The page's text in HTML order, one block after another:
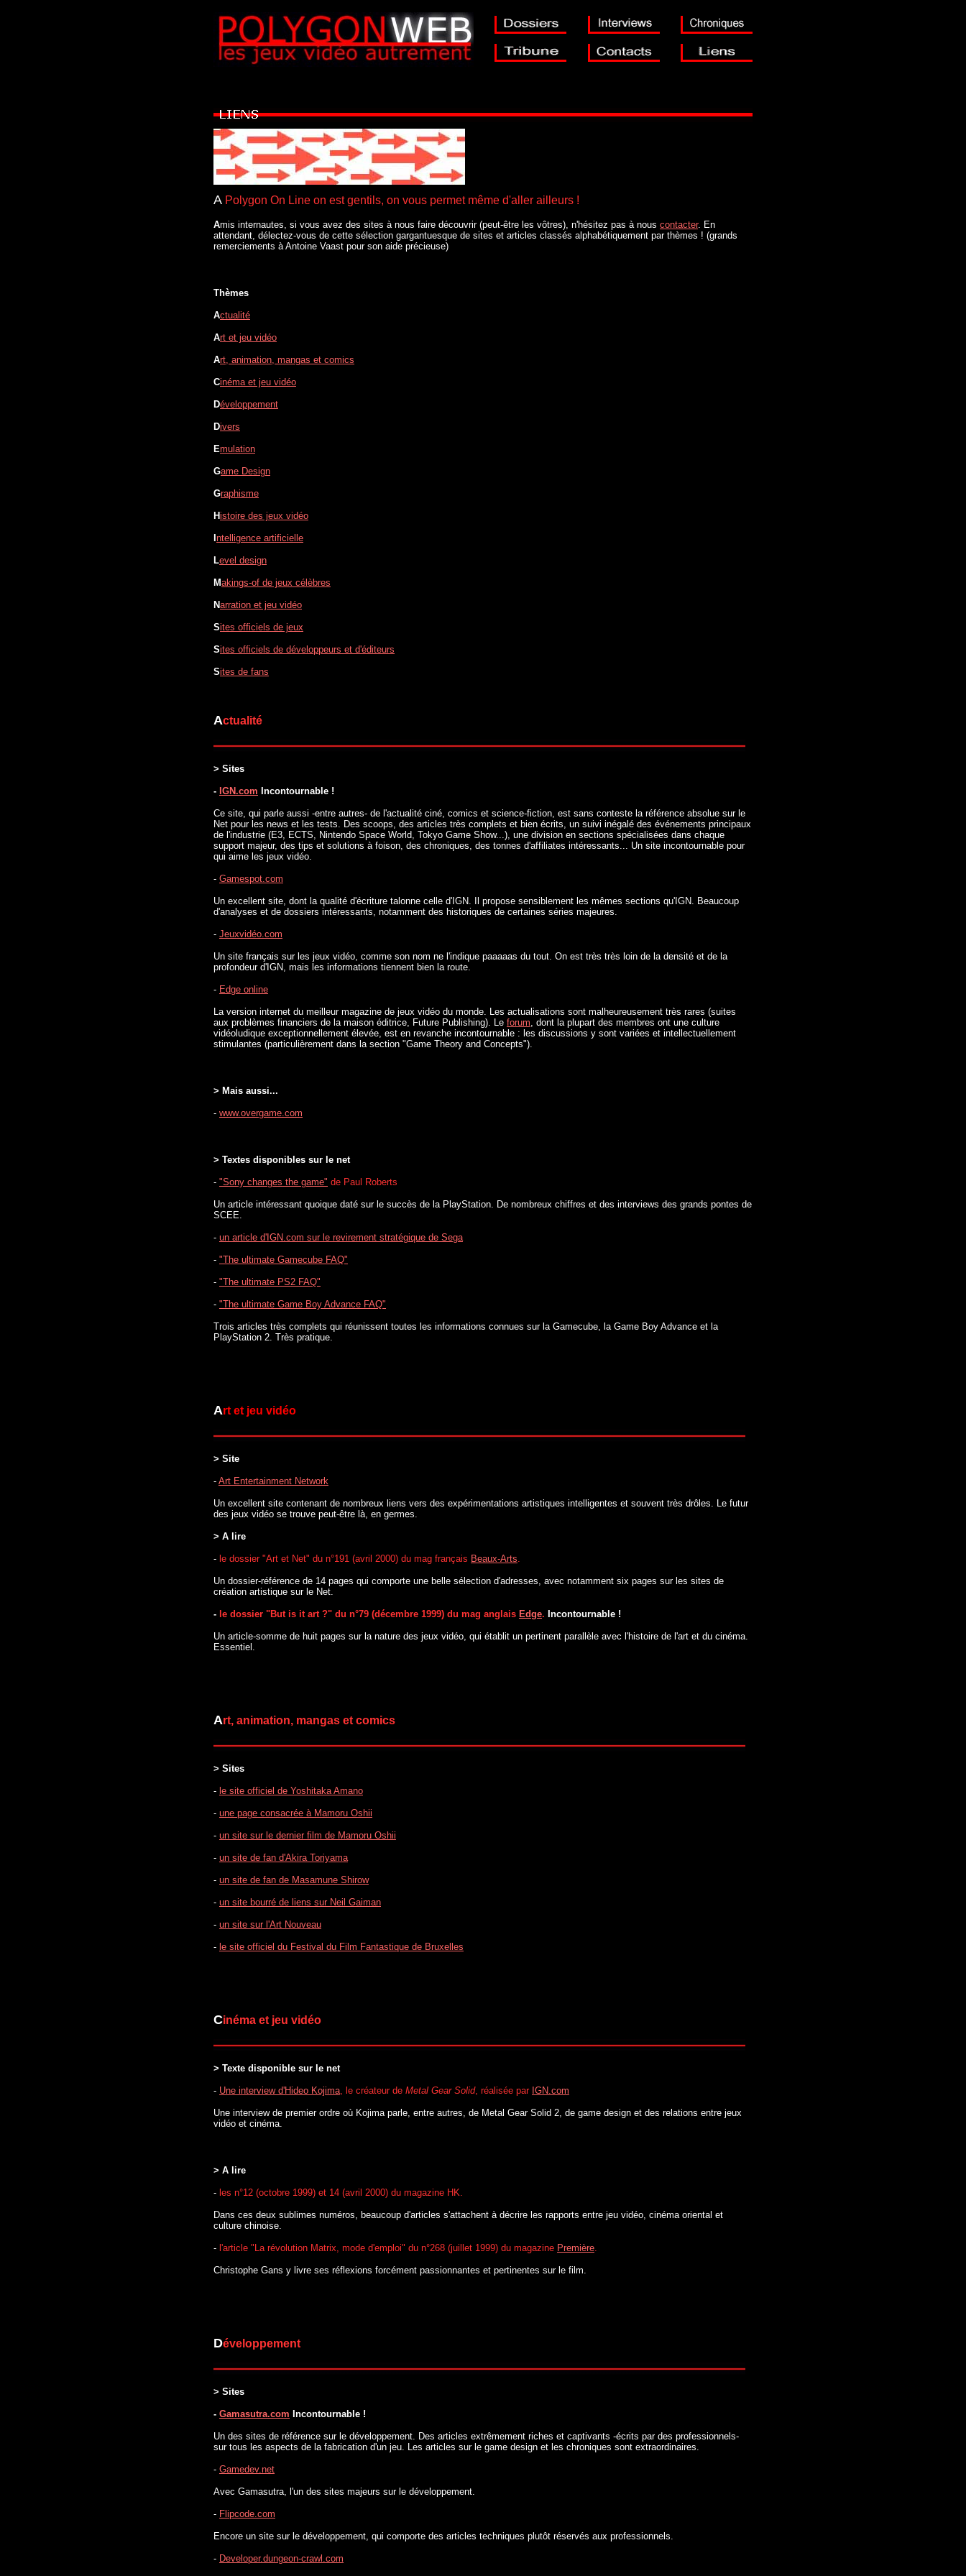
A Polygon On Line on est gentils, on vous permet même d'aller ailleurs !
Amis internautes, si vous avez des sites à nous faire découvrir (peut-être les vôtres), n'hésitez pas à nous contacter. En
attendant, délectez-vous de cette sélection gargantuesque de sites et articles classés alphabétiquement par thèmes ! (grands
remerciements à Antoine Vaast pour son aide précieuse)
Thèmes
Actualité
Art et jeu vidéo
Art, animation, mangas et comics
Cinéma et jeu vidéo
Développement
Divers
Emulation
Game Design
Graphisme
Histoire des jeux vidéo
ntelligence artificielle
Level design
Makings-of de jeux célèbres
Narration et jeu vidéo
Sites officiels de jeux
Sites officiels de développeurs et d'éditeurs
Sites de fans
Actualité
> Sites
- IGN.com Incontournable !
Ce site, qui parle aussi -entre autres- de l'actualité ciné, comics et science-fiction, est sans conteste la référence absolue sur le
Net pour les news et les tests. Des scoops, des articles très complets et bien écrits, un suivi inégalé des événements principaux
de l'industrie (E3, ECTS, Nintendo Space World, Tokyo Game Show...), une division en sections spécialisées dans chaque
support majeur, des tips et solutions à foison, des chroniques, des tonnes d'affiliates intéressants... Un site incontournable pour
qui aime les jeux vidéo.
- Gamespot.com
Un excellent site, dont la qualité d'écriture talonne celle d'IGN. Il propose sensiblement les mêmes sections qu'IGN. Beaucoup
d'analyses et de dossiers intéressants, notamment des historiques de certaines séries majeures.
- Jeuxvidéo.com
Un site français sur les jeux vidéo, comme son nom ne l'indique paaaaas du tout. On est très très loin de la densité et de la
profondeur d'IGN, mais les informations tiennent bien la route.
- Edge online
La version internet du meilleur magazine de jeux vidéo du monde. Les actualisations sont malheureusement très rares (suites
aux problèmes financiers de la maison éditrice, Future Publishing). Le forum, dont la plupart des membres ont une culture
vidéoludique exceptionnellement élevée, est en revanche incontournable : les discussions y sont variées et intellectuellement
stimulantes (particulièrement dans la section "Game Theory and Concepts").
> Mais aussi...
- www.overgame.com
> Textes disponibles sur le net
- "Sony changes the game" de Paul Roberts
Un article intéressant quoique daté sur le succès de la PlayStation. De nombreux chiffres et des interviews des grands pontes de
SCEE.
- un article d'IGN.com sur le revirement stratégique de Sega
- "The ultimate Gamecube FAQ"
- "The ultimate PS2 FAQ"
- "The ultimate Game Boy Advance FAQ"
Trois articles très complets qui réunissent toutes les informations connues sur la Gamecube, la Game Boy Advance et la
PlayStation 2. Très pratique.
Art et jeu vidéo
> Site
- Art Entertainment Network
Un excellent site contenant de nombreux liens vers des expérimentations artistiques intelligentes et souvent très drôles. Le futur
des jeux vidéo se trouve peut-être là, en germes.
> A lire
- le dossier "Art et Net" du n°191 (avril 2000) du mag français Beaux-Arts.
Un dossier-référence de 14 pages qui comporte une belle sélection d'adresses, avec notamment six pages sur les sites de
création artistique sur le Net.
- le dossier "But is it art ?" du n°79 (décembre 1999) du mag anglais Edge. Incontournable !
Un article-somme de huit pages sur la nature des jeux vidéo, qui établit un pertinent parallèle avec l'histoire de l'art et du cinéma.
Essentiel.
Art, animation, mangas et comics
> Sites
- le site officiel de Yoshitaka Amano
- une page consacrée à Mamoru Oshii
- un site sur le dernier film de Mamoru Oshii
- un site de fan d'Akira Toriyama
- un site de fan de Masamune Shirow
- un site bourré de liens sur Neil Gaiman
- un site sur l'Art Nouveau
- le site officiel du Festival du Film Fantastique de Bruxelles
Cinéma et jeu vidéo
> Texte disponible sur le net
- Une interview d'Hideo Kojima, le créateur de Metal Gear Solid, réalisée par IGN.com
Une interview de premier ordre où Kojima parle, entre autres, de Metal Gear Solid 2, de game design et des relations entre jeux
vidéo et cinéma.
> A lire
- les n°12 (octobre 1999) et 14 (avril 2000) du magazine HK.
Dans ces deux sublimes numéros, beaucoup d'articles s'attachent à décrire les rapports entre jeu vidéo, cinéma oriental et
culture chinoise.
- l'article "La révolution Matrix, mode d'emploi" du n°268 (juillet 1999) du magazine Première.
Christophe Gans y livre ses réflexions forcément passionnantes et pertinentes sur le film.
Développement
> Sites
- Gamasutra.com Incontournable !
Un des sites de référence sur le développement. Des articles extrêmement riches et captivants -écrits par des professionnels-
sur tous les aspects de la fabrication d'un jeu. Les articles sur le game design et les chroniques sont extraordinaires.
- Gamedev.net
Avec Gamasutra, l'un des sites majeurs sur le développement.
- Flipcode.com
Encore un site sur le développement, qui comporte des articles techniques plutôt réservés aux professionnels.
- Developer.dungeon-crawl.com